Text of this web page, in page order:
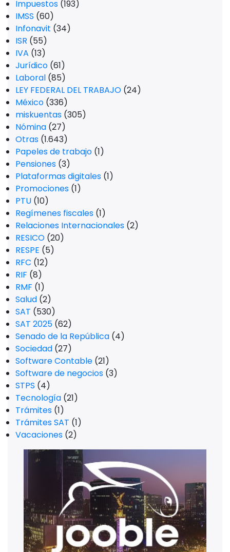
Impuestos (193)
IMSS (60)
Infonavit (34)
ISR (55)
IVA (13)
Jurídico (61)
Laboral (85)
LEY FEDERAL DEL TRABAJO (24)
México (336)
miskuentas (305)
Nómina (27)
Otras (1.643)
Papeles de trabajo (1)
Pensiones (3)
Plataformas digitales (1)
Promociones (1)
PTU (10)
Regímenes fiscales (1)
Relaciones Internacionales (2)
RESICO (20)
RESPE (5)
RFC (12)
RIF (8)
RMF (1)
Salud (2)
SAT (530)
SAT 2025 (62)
Senado de la República (4)
Sociedad (27)
Software Contable (21)
Software de negocios (3)
STPS (4)
Tecnología (21)
Trámites (1)
Trámites SAT (1)
Vacaciones (2)